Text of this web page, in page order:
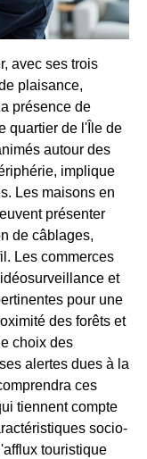
avec ses trois
plaisance,
présence de
quartier de l'Île de
autour des
implique
Les maisons en
présenter
de câblages,
Les commerces
et
pour une
des forêts et
choix des
alertes dues à la
ces
tiennent compte
socio-
touristique